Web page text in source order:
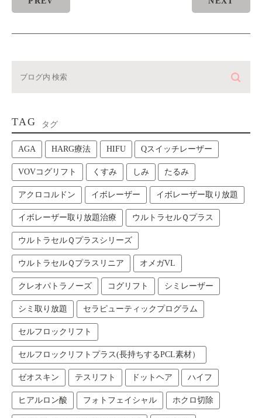
TAG タグ
AGA HARG療法 HIFU Qスイッチレーザー
VOVコグリフト くすみ しみ たるみ
アクロコルドン イボレーザー イボレーザー取り放題
イボレーザー取り放題治療 ウルトラセルＱプラス
ウルトラセルＱプラスシリーズ
ウルトラセルＱプラスリニア オメガVL
クレオパトラノーズ コグリフト シミレーザー
シミ取り放題 セラピューティックプログラム
セルフロックリフト
セルフロックリフトプラス(長持ちするPCL素材）
ゼオスキン テスリフト ドットヘア ハイフ
ヒアルロン酸 フォトフェイシャル ホクロ切除